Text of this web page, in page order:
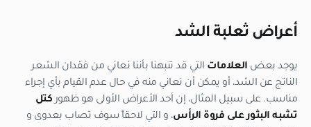
أعراض ثعلبة الشد
يوجد بعض العلامات التي قد تنبهنا بأننا نعاني من فقدان الشعر
الناتج عن الشد، أو يمكن أن نعاني منه في حال عدم القيام بأي إجراء
مناسب. على سبيل المثال، إن أحد الأعراض الأولى هو ظهور كتل
تشبه البثور على فروة الرأس، و التي لاحقاً سوف تصاب بعدوى و